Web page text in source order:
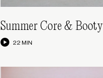
Summer Core & Booty
22 MIN